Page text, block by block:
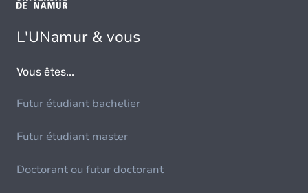
L'UNamur & vous
Vous êtes...
Futur étudiant bachelier
Futur étudiant master
Doctorant ou futur doctorant